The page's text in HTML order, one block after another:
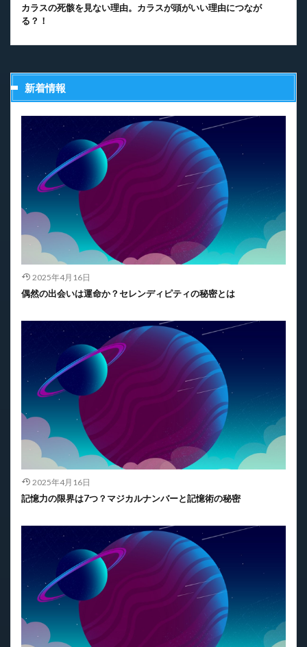
カラスの死骸を見ない理由。カラスが頭がいい理由につなが
る？！
新着情報
2025年4月16日
偶然の出会いは運命か？セレンディピティの秘密とは
2025年4月16日
記憶力の限界は7つ？マジカルナンバーと記憶術の秘密